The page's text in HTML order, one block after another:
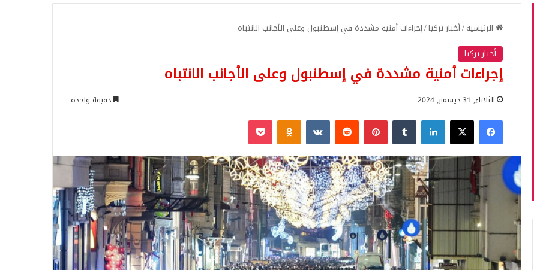
الرئيسية/أخبار تركيا/إجراءات أمنية مشددة في إسطنبول وعلى الأجانب الانتباه
أخبار تركيا
إجراءات أمنية مشددة في إسطنبول وعلى الأجانب الانتباه
الثلاثاء, 31 ديسمبر, 2024 دقيقة واحدة
فيسبوك‫X لينكدإن بينتيريست Odnoklassniki
‫Pocket